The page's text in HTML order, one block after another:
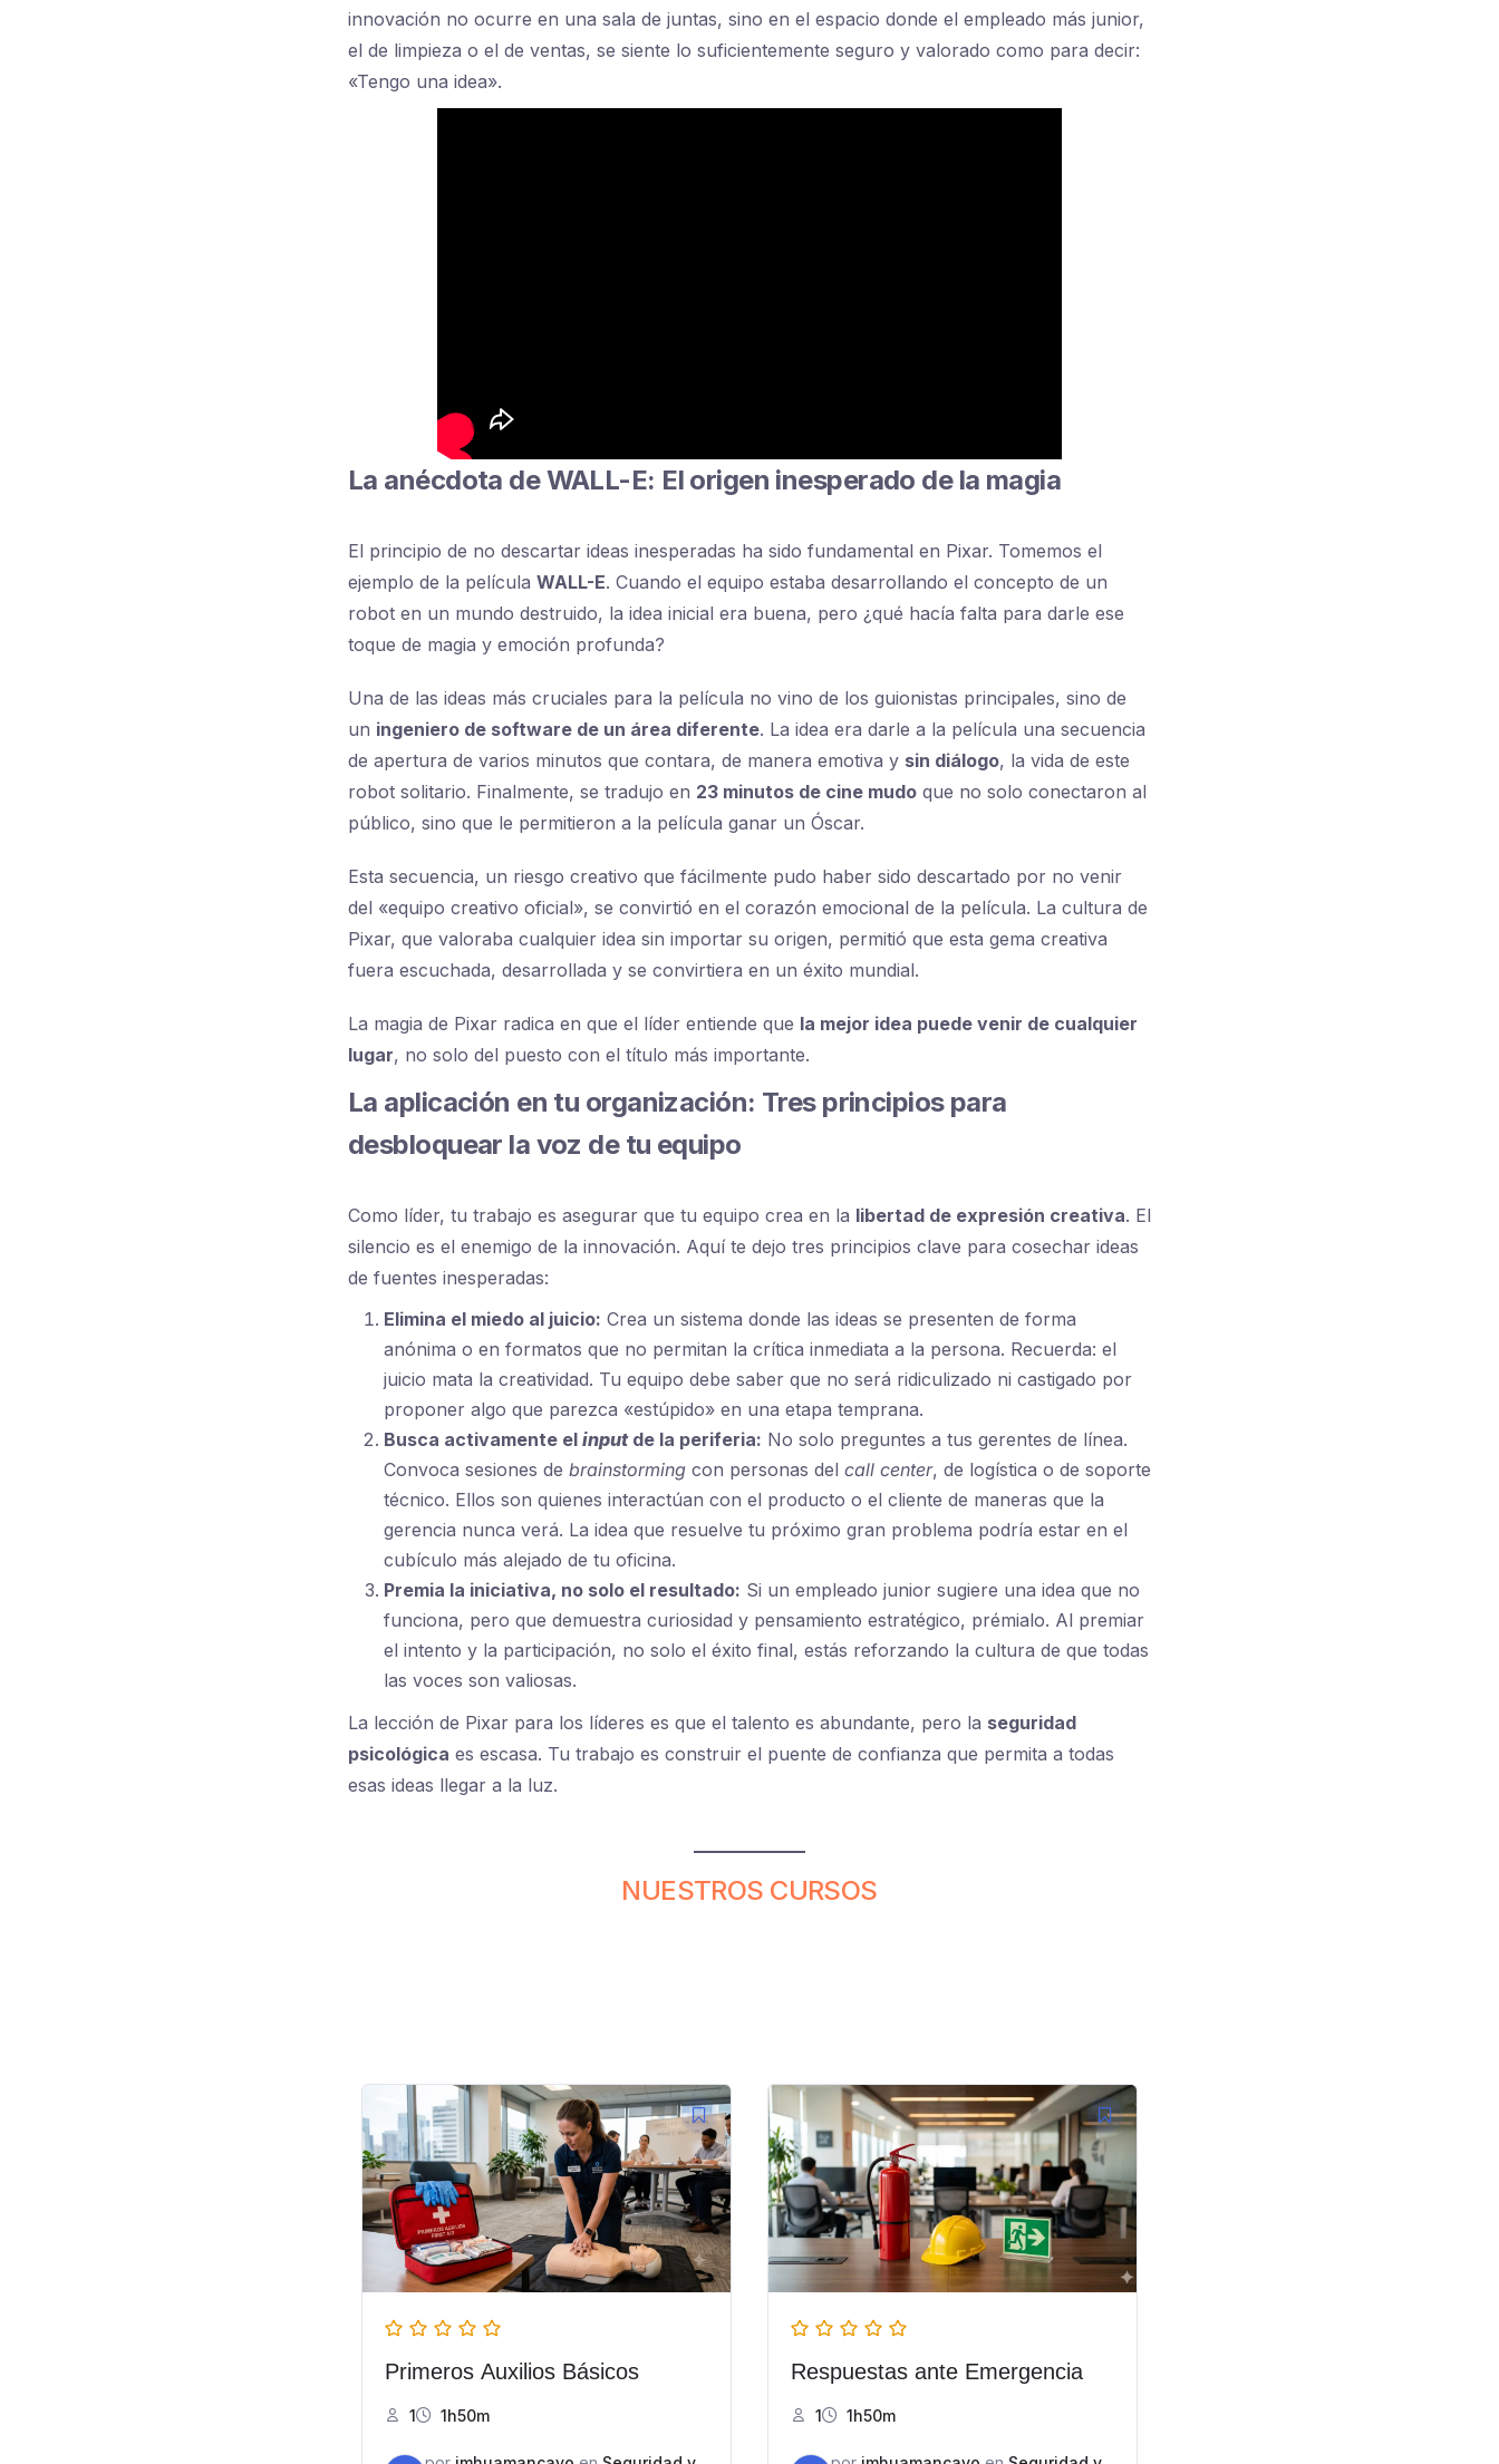
innovación no ocurre en una sala de juntas, sino en el espacio donde el empleado más junior,
el de limpieza o el de ventas, se siente lo suficientemente seguro y valorado como para decir:
«Tengo una idea».
La anécdota de WALL-E: El origen inesperado de la magia
El principio de no descartar ideas inesperadas ha sido fundamental en Pixar. Tomemos el
ejemplo de la película WALL-E. Cuando el equipo estaba desarrollando el concepto de un
robot en un mundo destruido, la idea inicial era buena, pero ¿qué hacía falta para darle ese
toque de magia y emoción profunda?
Una de las ideas más cruciales para la película no vino de los guionistas principales, sino de
un ingeniero de software de un área diferente. La idea era darle a la película una secuencia
de apertura de varios minutos que contara, de manera emotiva y sin diálogo, la vida de este
robot solitario. Finalmente, se tradujo en 23 minutos de cine mudo que no solo conectaron al
público, sino que le permitieron a la película ganar un Óscar.
Esta secuencia, un riesgo creativo que fácilmente pudo haber sido descartado por no venir
del «equipo creativo oficial», se convirtió en el corazón emocional de la película. La cultura de
Pixar, que valoraba cualquier idea sin importar su origen, permitió que esta gema creativa
fuera escuchada, desarrollada y se convirtiera en un éxito mundial.
La magia de Pixar radica en que el líder entiende que la mejor idea puede venir de cualquier
lugar, no solo del puesto con el título más importante.
La aplicación en tu organización: Tres principios para
desbloquear la voz de tu equipo
Como líder, tu trabajo es asegurar que tu equipo crea en la libertad de expresión creativa. El
silencio es el enemigo de la innovación. Aquí te dejo tres principios clave para cosechar ideas
de fuentes inesperadas:
Elimina el miedo al juicio: Crea un sistema donde las ideas se presenten de forma
anónima o en formatos que no permitan la crítica inmediata a la persona. Recuerda: el
juicio mata la creatividad. Tu equipo debe saber que no será ridiculizado ni castigado por
proponer algo que parezca «estúpido» en una etapa temprana.
Busca activamente el inputde la periferia: No solo preguntes a tus gerentes de línea.
Convoca sesiones de brainstorming con personas del call center, de logística o de soporte
técnico. Ellos son quienes interactúan con el producto o el cliente de maneras que la
gerencia nunca verá. La idea que resuelve tu próximo gran problema podría estar en el
cubículo más alejado de tu oficina.
Premia la iniciativa, no solo el resultado: Si un empleado junior sugiere una idea que no
funciona, pero que demuestra curiosidad y pensamiento estratégico, prémialo. Al premiar
el intento y la participación, no solo el éxito final, estás reforzando la cultura de que todas
las voces son valiosas.
La lección de Pixar para los líderes es que el talento es abundante, pero la seguridad
psicológica es escasa. Tu trabajo es construir el puente de confianza que permita a todas
esas ideas llegar a la luz.
NUESTROS CURSOS
Primeros Auxilios Básicos
1 1h50m
Respuestas ante Emergencia
1 1h50m